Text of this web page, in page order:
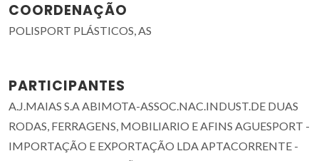
COORDENAÇÃO
POLISPORT PLÁSTICOS, AS
PARTICIPANTES
A.J.MAIAS S.A ABIMOTA-ASSOC.NAC.INDUST.DE DUAS
RODAS, FERRAGENS, MOBILIARIO E AFINS AGUESPORT -
IMPORTAÇÃO E EXPORTAÇÃO LDA APTACORRENTE -